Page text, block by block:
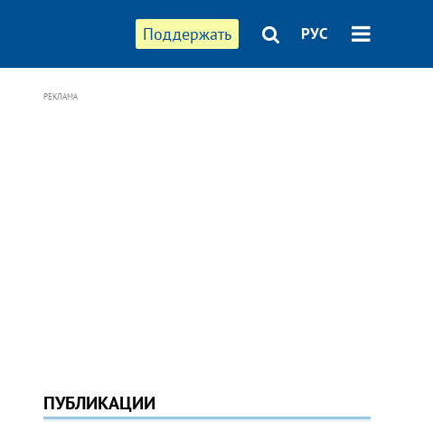
Поддержать РУС
РЕКЛАМА
ПУБЛИКАЦИИ